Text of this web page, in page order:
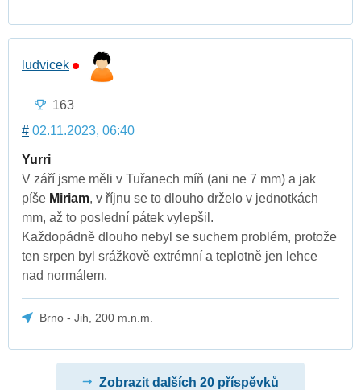
ludvicek
163
# 02.11.2023, 06:40
Yurri
V září jsme měli v Tuřanech míň (ani ne 7 mm) a jak
píše Miriam, v říjnu se to dlouho drželo v jednotkách
mm, až to poslední pátek vylepšil.
Každopádně dlouho nebyl se suchem problém, protože
ten srpen byl srážkově extrémní a teplotně jen lehce
nad normálem.
Brno - Jih, 200 m.n.m.
Zobrazit dalších 20 příspěvků